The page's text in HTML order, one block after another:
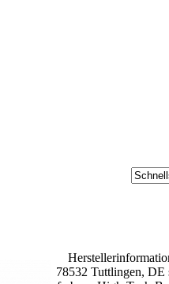
78532 Tuttlingen, DE